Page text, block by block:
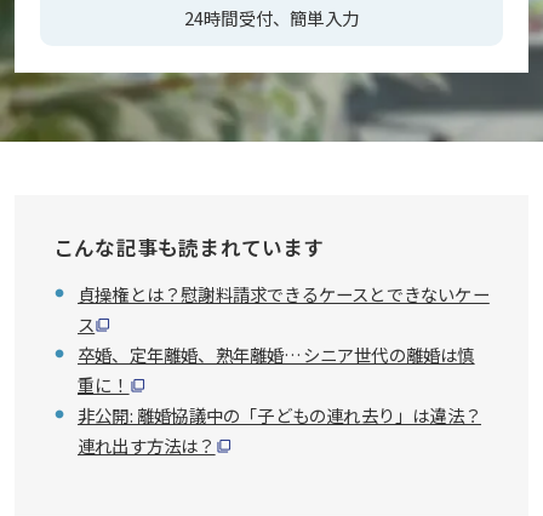
24時間受付、簡単入力
こんな記事も読まれています
貞操権とは？慰謝料請求できるケースとできないケー
ス
卒婚、定年離婚、熟年離婚…シニア世代の離婚は慎
重に！
非公開: 離婚協議中の「子どもの連れ去り」は違法？
連れ出す方法は？